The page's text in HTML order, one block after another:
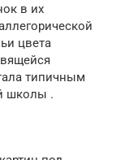
в их
цвета
типичным
школы .